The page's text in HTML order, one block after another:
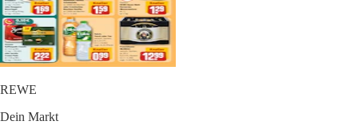
REWE
Dein Markt